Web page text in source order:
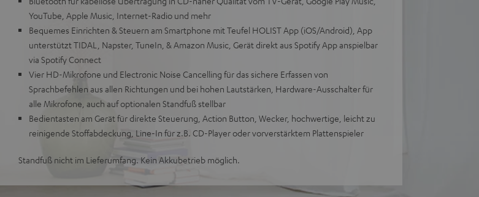
YouTube, Apple Music, Internet-Radio und mehr
Bequemes Einrichten & Steuern am Smartphone mit Teufel HOLIST App (iOS/Android), App
unterstützt TIDAL, Napster, TuneIn, & Amazon Music, Gerät direkt aus Spotify App anspielbar
via Spotify Connect
Vier HD-Mikrofone und Electronic Noise Cancelling für das sichere Erfassen von
Sprachbefehlen aus allen Richtungen und bei hohen Lautstärken, Hardware-Ausschalter für
alle Mikrofone, auch auf optionalen Standfuß stellbar
Bedientasten am Gerät für direkte Steuerung, Action Button, Wecker, hochwertige, leicht zu
reinigende Stoffabdeckung, Line-In für z.B. CD-Player oder vorverstärktem Plattenspieler
Standfuß nicht im Lieferumfang. Kein Akkubetrieb möglich.